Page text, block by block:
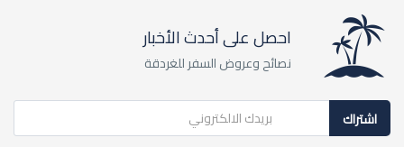
احصل على أحدث الأخبار
نصائح وعروض السفر للغردقة
اشتراك